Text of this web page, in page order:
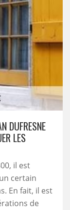
DUFRESNE
LES
il est
certain
En fait, il est
de